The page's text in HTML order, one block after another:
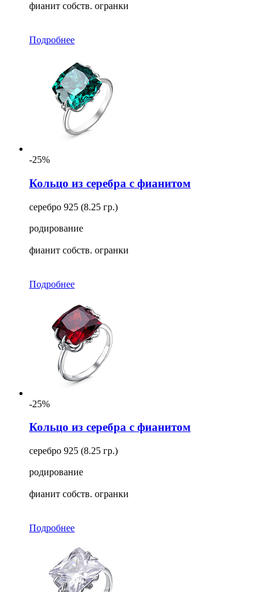
фианит собств. огранки
Подробнее
-25%
Кольцо из серебра с фианитом
серебро 925 (8.25 гр.)
родирование
фианит собств. огранки
Подробнее
-25%
Кольцо из серебра с фианитом
серебро 925 (8.25 гр.)
родирование
фианит собств. огранки
Подробнее